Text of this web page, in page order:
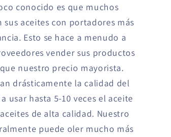
conocido es que muchos
aceites con portadores más
Esto se hace a menudo a
vender sus productos
nuestro precio mayorista.
drásticamente la calidad del
usar hasta 5-10 veces el aceite
de alta calidad. Nuestro
puede oler mucho más